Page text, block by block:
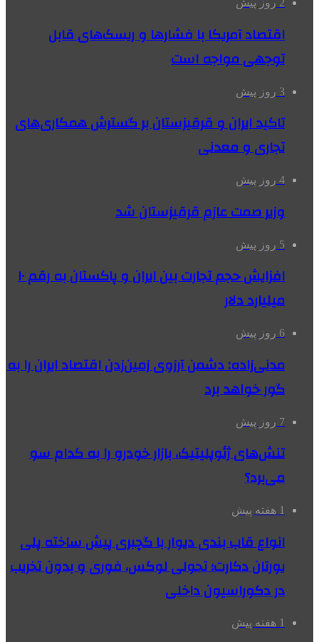
2 روز پیش
اقتصاد آمریکا با فشارها و ریسک‌های قابل
توجهی مواجه است
3 روز پیش
تاکید ایران و قرقیزستان بر گسترش همکاری‌های
تجاری و معدنی
4 روز پیش
وزیر صمت عازم قرقیزستان شد
5 روز پیش
افزایش حجم تجارت بین ایران و پاکستان به رقم ۱۰
میلیارد دلار
6 روز پیش
مدنی‌زاده: دشمن آرزوی زمین‌زدن اقتصاد ایران را به
گور خواهد برد
7 روز پیش
تنش‌های ژئوپلیتیک، بازار خودرو را به کدام سو
می‌برد؟
1 هفته پیش
انواع قاب بندی دیوار با گچبری پیش ساخته پلی
یورتان دکارت؛ تحولی لوکس، فوری و بدون تخریب
در دکوراسیون داخلی
1 هفته پیش